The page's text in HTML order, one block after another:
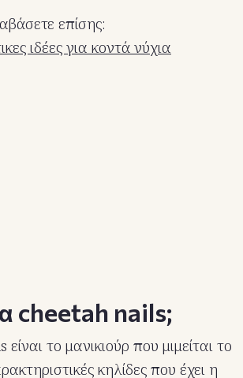
επίσης:
ιδέες για κοντά νύχια
cheetah nails;
το μανικιούρ που μιμείται το
κηλίδες που έχει η